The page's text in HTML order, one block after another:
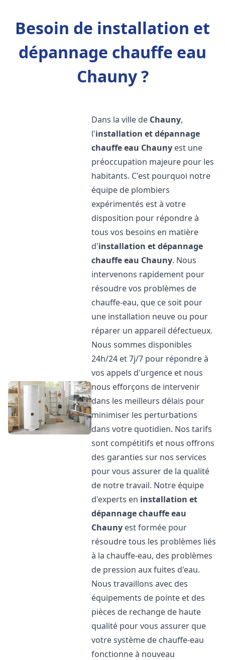
Besoin de installation et
dépannage chauffe eau
Chauny ?
Dans la ville de Chauny,
l'installation et dépannage
chauffe eau Chauny est une
préoccupation majeure pour les
habitants. C'est pourquoi notre
équipe de plombiers
expérimentés est à votre
disposition pour répondre à
tous vos besoins en matière
d'installation et dépannage
chauffe eau Chauny. Nous
intervenons rapidement pour
résoudre vos problèmes de
chauffe-eau, que ce soit pour
une installation neuve ou pour
réparer un appareil défectueux.
Nous sommes disponibles
24h/24 et 7j/7 pour répondre à
vos appels d'urgence et nous
nous efforçons de intervenir
dans les meilleurs délais pour
minimiser les perturbations
dans votre quotidien. Nos tarifs
sont compétitifs et nous offrons
des garanties sur nos services
pour vous assurer de la qualité
de notre travail. Notre équipe
d'experts en installation et
dépannage chauffe eau
Chauny est formée pour
résoudre tous les problèmes liés
à la chauffe-eau, des problèmes
de pression aux fuites d'eau.
Nous travaillons avec des
équipements de pointe et des
pièces de rechange de haute
qualité pour vous assurer que
votre système de chauffe-eau
fonctionne à nouveau